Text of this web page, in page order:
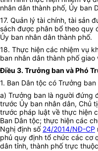
nhân dân thành phố, Ủy ban
17. Quản lý tài chính, tài sản
sách được phân bổ theo quy
Ủy ban nhân dân thành phố.
18. Thực hiện các nhiệm vụ
ban nhân dân thành phố
Điều 3. Trưởng ban và Phó
1. Ban Dân tộc có Trưởng
a) Trưởng ban là người đứng
trước Ủy ban nhân dân, Chủ
trước pháp luật về thực hiện
Ban Dân tộc; thực hiện các
Nghị định số 24/2014/NĐ-CP
phủ quy định tổ chức các cơ
dân tỉnh, thành phố trực